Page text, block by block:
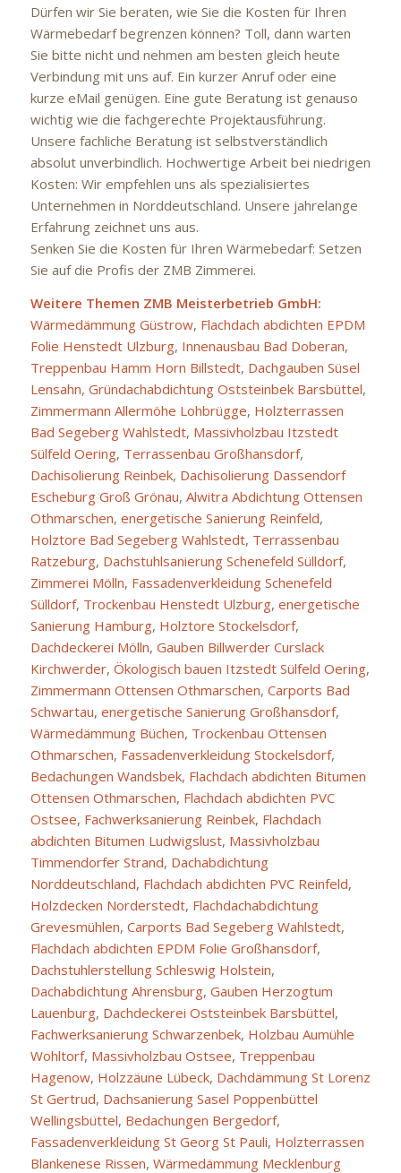
Dürfen wir Sie beraten, wie Sie die Kosten für Ihren
Wärmebedarf begrenzen können? Toll, dann warten
Sie bitte nicht und nehmen am besten gleich heute
Verbindung mit uns auf. Ein kurzer Anruf oder eine
kurze eMail genügen. Eine gute Beratung ist genauso
wichtig wie die fachgerechte Projektausführung.
Unsere fachliche Beratung ist selbstverständlich
absolut unverbindlich. Hochwertige Arbeit bei niedrigen
Kosten: Wir empfehlen uns als spezialisiertes
Unternehmen in Norddeutschland. Unsere jahrelange
Erfahrung zeichnet uns aus.
Senken Sie die Kosten für Ihren Wärmebedarf: Setzen
Sie auf die Profis der ZMB Zimmerei.
Weitere Themen ZMB Meisterbetrieb GmbH:
Wärmedämmung Güstrow, Flachdach abdichten EPDM
Folie Henstedt Ulzburg, Innenausbau Bad Doberan,
Treppenbau Hamm Horn Billstedt, Dachgauben Süsel
Lensahn, Gründachabdichtung Oststeinbek Barsbüttel,
Zimmermann Allermöhe Lohbrügge, Holzterrassen
Bad Segeberg Wahlstedt, Massivholzbau Itzstedt
Sülfeld Oering, Terrassenbau Großhansdorf,
Dachisolierung Reinbek, Dachisolierung Dassendorf
Escheburg Groß Grönau, Alwitra Abdichtung Ottensen
Othmarschen, energetische Sanierung Reinfeld,
Holztore Bad Segeberg Wahlstedt, Terrassenbau
Ratzeburg, Dachstuhlsanierung Schenefeld Sülldorf,
Zimmerei Mölln, Fassadenverkleidung Schenefeld
Sülldorf, Trockenbau Henstedt Ulzburg, energetische
Sanierung Hamburg, Holztore Stockelsdorf,
Dachdeckerei Mölln, Gauben Billwerder Curslack
Kirchwerder, Ökologisch bauen Itzstedt Sülfeld Oering,
Zimmermann Ottensen Othmarschen, Carports Bad
Schwartau, energetische Sanierung Großhansdorf,
Wärmedämmung Büchen, Trockenbau Ottensen
Othmarschen, Fassadenverkleidung Stockelsdorf,
Bedachungen Wandsbek, Flachdach abdichten Bitumen
Ottensen Othmarschen, Flachdach abdichten PVC
Ostsee, Fachwerksanierung Reinbek, Flachdach
abdichten Bitumen Ludwigslust, Massivholzbau
Timmendorfer Strand, Dachabdichtung
Norddeutschland, Flachdach abdichten PVC Reinfeld,
Holzdecken Norderstedt, Flachdachabdichtung
Grevesmühlen, Carports Bad Segeberg Wahlstedt,
Flachdach abdichten EPDM Folie Großhansdorf,
Dachstuhlerstellung Schleswig Holstein,
Dachabdichtung Ahrensburg, Gauben Herzogtum
Lauenburg, Dachdeckerei Oststeinbek Barsbüttel,
Fachwerksanierung Schwarzenbek, Holzbau Aumühle
Wohltorf, Massivholzbau Ostsee, Treppenbau
Hagenow, Holzzäune Lübeck, Dachdämmung St Lorenz
St Gertrud, Dachsanierung Sasel Poppenbüttel
Wellingsbüttel, Bedachungen Bergedorf,
Fassadenverkleidung St Georg St Pauli, Holzterrassen
Blankenese Rissen, Wärmedämmung Mecklenburg